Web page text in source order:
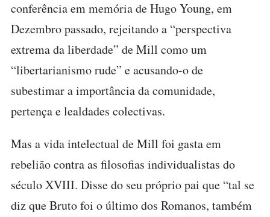
conferência em memória de Hugo Young, em
Dezembro passado, rejeitando a “perspectiva
extrema da liberdade” de Mill como um
“libertarianismo rude” e acusando-o de
subestimar a importância da comunidade,
pertença e lealdades colectivas.
Mas a vida intelectual de Mill foi gasta em
rebelião contra as filosofias individualistas do
século XVIII. Disse do seu próprio pai que “tal se
diz que Bruto foi o último dos Romanos, também